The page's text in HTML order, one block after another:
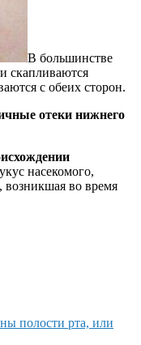
В большинстве
скапливаются
с обеих сторон.
отеки нижнего
насекомого,
возникшая во время
полости рта, или